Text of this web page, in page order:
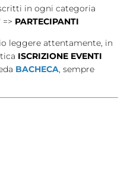
in ogni categoria
PARTECIPANTI
leggere attentamente, in
ISCRIZIONE EVENTI
BACHECA, sempre